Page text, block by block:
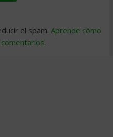
el spam. Aprende cómo
.